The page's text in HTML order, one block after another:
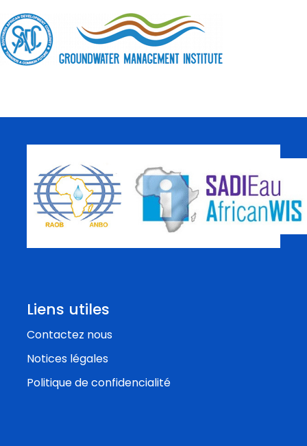
Liens utiles
Contactez nous
Notices légales
Politique de confidencialité